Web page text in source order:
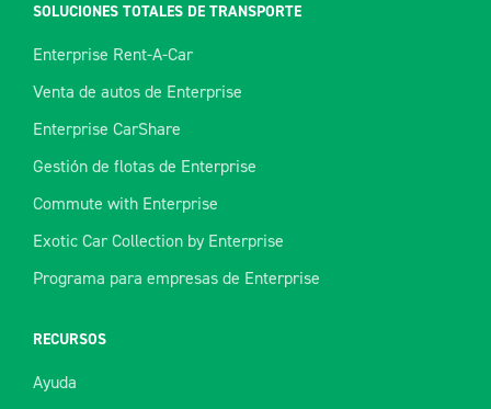
SOLUCIONES TOTALES DE TRANSPORTE
Enterprise Rent-A-Car
Venta de autos de Enterprise
Enterprise CarShare
Gestión de flotas de Enterprise
Commute with Enterprise
Exotic Car Collection by Enterprise
Programa para empresas de Enterprise
RECURSOS
Ayuda